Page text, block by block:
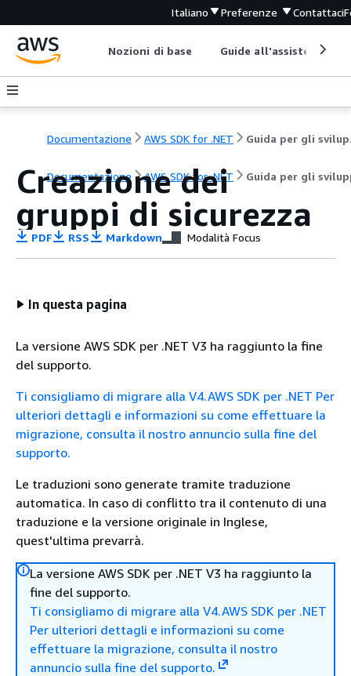
Italiano Preferenze Contattaci
Nozioni di base Guide all'assistenza
Documentazione AWS SDK for .NET
Documentazione AWS SDK for .NET Guida per gli
Creazione dei
gruppi di sicurezza
PDF RSS Markdown Modalità Focus
In questa pagina
La versione AWS SDK per .NET V3 ha raggiunto la fine
del supporto.
Ti consigliamo di migrare alla V4.AWS SDK per .NET Per
ulteriori dettagli e informazioni su come effettuare la
migrazione, consulta il nostro annuncio sulla fine del
supporto.
Le traduzioni sono generate tramite traduzione
automatica. In caso di conflitto tra il contenuto di una
traduzione e la versione originale in Inglese,
quest'ultima prevarrà.
La versione AWS SDK per .NET V3 ha raggiunto la
fine del supporto.
Ti consigliamo di migrare alla V4.AWS SDK per .NET
Per ulteriori dettagli e informazioni su come
effettuare la migrazione, consulta il nostro
annuncio sulla fine del supporto.